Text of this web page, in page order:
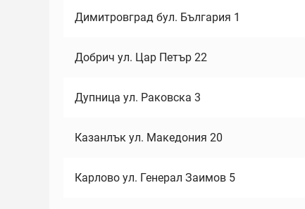
Димитровград бул. България 1
Добрич ул. Цар Петър 22
Дупница ул. Раковска 3
Казанлък ул. Македония 20
Карлово ул. Генерал Заимов 5